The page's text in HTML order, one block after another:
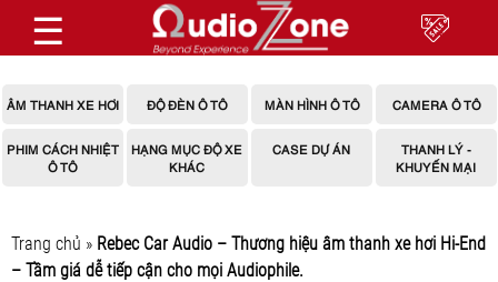
☰
ÂM THANH XE HƠI ĐỘ ĐÈN Ô TÔ MÀN HÌNH Ô TÔ CAMERA Ô TÔ
PHIM CÁCH NHIỆT
Ô TÔ
HẠNG MỤC ĐỘ XE
KHÁC
CASE DỰ ÁN
THANH LÝ -
KHUYẾN MẠI
Trang chủ » Rebec Car Audio – Thương hiệu âm thanh xe hơi Hi-End
– Tầm giá dễ tiếp cận cho mọi Audiophile.